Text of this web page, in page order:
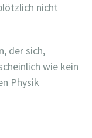
nicht
der sich,
wie kein
Physik